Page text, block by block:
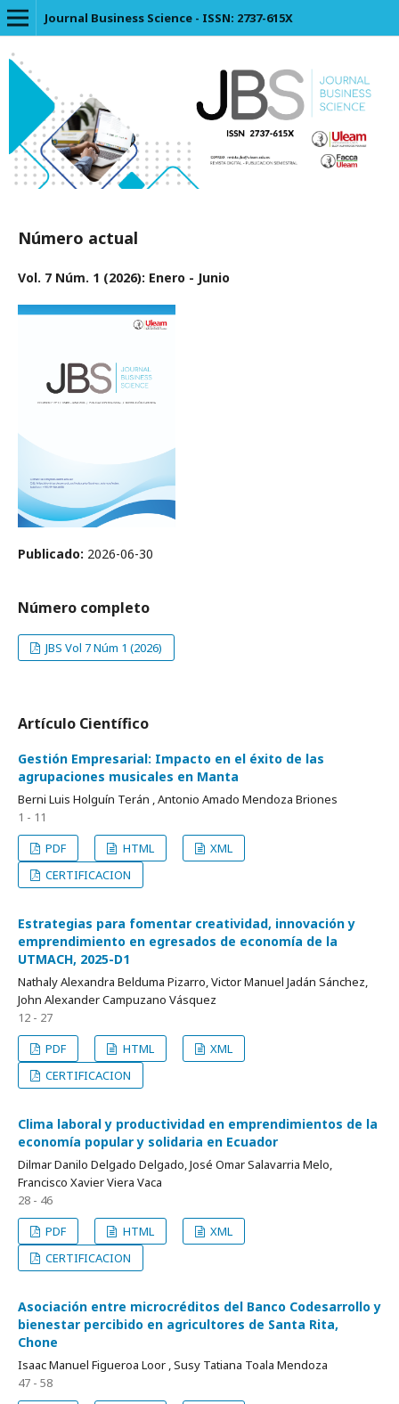
Journal Business Science - ISSN: 2737-615X
Número actual
Vol. 7 Núm. 1 (2026): Enero - Junio
Publicado: 2026-06-30
Número completo
JBS Vol 7 Núm 1 (2026)
Artículo Científico
Gestión Empresarial: Impacto en el éxito de las
agrupaciones musicales en Manta
Berni Luis Holguín Terán , Antonio Amado Mendoza Briones
1 - 11
PDF
HTML
XML
CERTIFICACION
Estrategias para fomentar creatividad, innovación y
emprendimiento en egresados de economía de la
UTMACH, 2025-D1
Nathaly Alexandra Belduma Pizarro, Victor Manuel Jadán Sánchez,
John Alexander Campuzano Vásquez
12 - 27
PDF
HTML
XML
CERTIFICACION
Clima laboral y productividad en emprendimientos de la
economía popular y solidaria en Ecuador
Dilmar Danilo Delgado Delgado, José Omar Salavarria Melo,
Francisco Xavier Viera Vaca
28 - 46
PDF
HTML
XML
CERTIFICACION
Asociación entre microcréditos del Banco Codesarrollo y
bienestar percibido en agricultores de Santa Rita,
Chone
Isaac Manuel Figueroa Loor , Susy Tatiana Toala Mendoza
47 - 58